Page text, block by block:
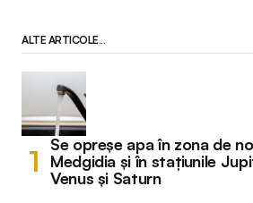
ALTE ARTICOLE...
Se opreșe apa în zona de
Medgidia și în stațiunile
Venus și Saturn